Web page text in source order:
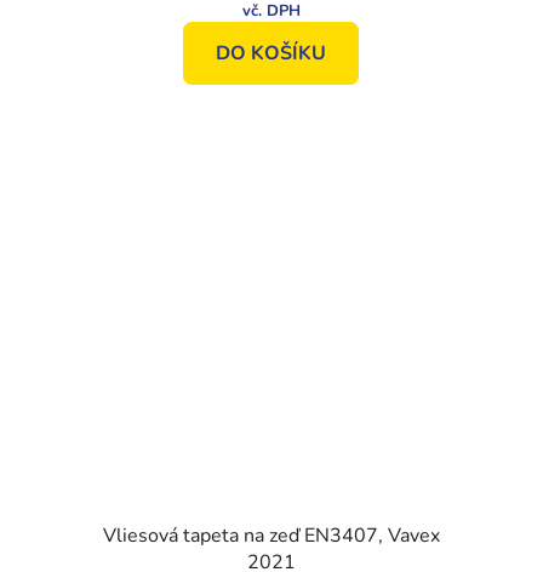
DO KOŠÍKU
Vliesová tapeta na zeď EN3407, Vavex
2021